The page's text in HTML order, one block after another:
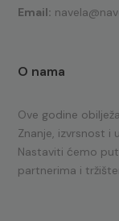
Email:
O nama
Ove godine
Znanje, izvrsnost i
Nastaviti ćemo
partnerima i